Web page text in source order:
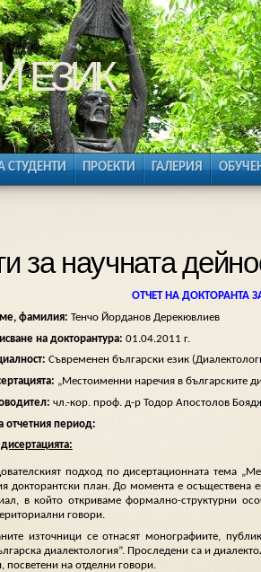
език
ПРОЕКТИ ГАЛЕРИЯ
за научната
ОТЧЕТ НА ДОКТОРАНТА
фамилия: Тенчо Йорданов Дерекювлиев
на докторантура: 01.04.2011 г.
Съвременен български език
„Местоименни наречия в българските
чл.-кор. проф. д-р Тодор Апостолов
отчетния период:
подход по дисертационната тема
докторантски план. До момента е осъществена
в който откриваме формално-структурни
говори.
източници се отнасят монографиите,
диалектология”. Проследени са и
посветени на отделни говори.